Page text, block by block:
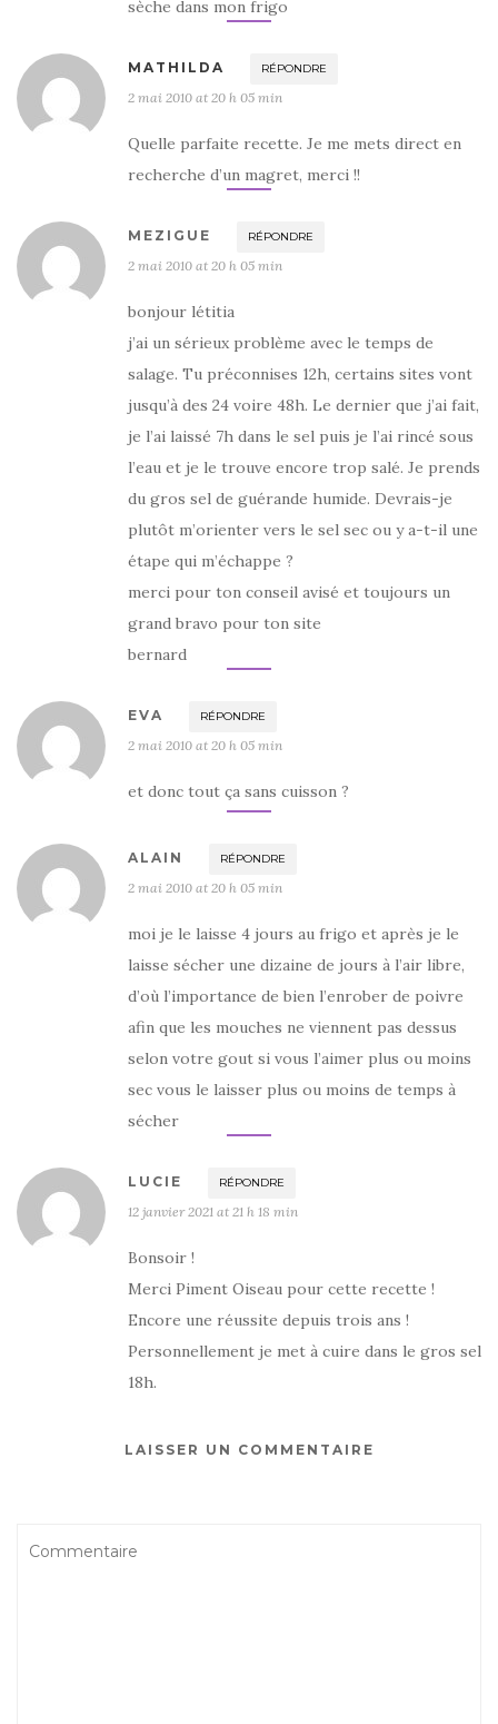
sèche dans mon frigo
MATHILDA RÉPONDRE
2 mai 2010 at 20 h 05 min
Quelle parfaite recette. Je me mets direct en
recherche d’un magret, merci !!
MEZIGUE RÉPONDRE
2 mai 2010 at 20 h 05 min
bonjour létitia
j’ai un sérieux problème avec le temps de
salage. Tu préconnises 12h, certains sites vont
jusqu’à des 24 voire 48h. Le dernier que j’ai fait,
je l’ai laissé 7h dans le sel puis je l’ai rincé sous
l’eau et je le trouve encore trop salé. Je prends
du gros sel de guérande humide. Devrais-je
plutôt m’orienter vers le sel sec ou y a-t-il une
étape qui m’échappe ?
merci pour ton conseil avisé et toujours un
grand bravo pour ton site
bernard
EVA RÉPONDRE
2 mai 2010 at 20 h 05 min
et donc tout ça sans cuisson ?
ALAIN RÉPONDRE
2 mai 2010 at 20 h 05 min
moi je le laisse 4 jours au frigo et après je le
laisse sécher une dizaine de jours à l’air libre,
d’où l’importance de bien l’enrober de poivre
afin que les mouches ne viennent pas dessus
selon votre gout si vous l’aimer plus ou moins
sec vous le laisser plus ou moins de temps à
sécher
LUCIE RÉPONDRE
12 janvier 2021 at 21 h 18 min
Bonsoir !
Merci Piment Oiseau pour cette recette !
Encore une réussite depuis trois ans !
Personnellement je met à cuire dans le gros sel
18h.
LAISSER UN COMMENTAIRE